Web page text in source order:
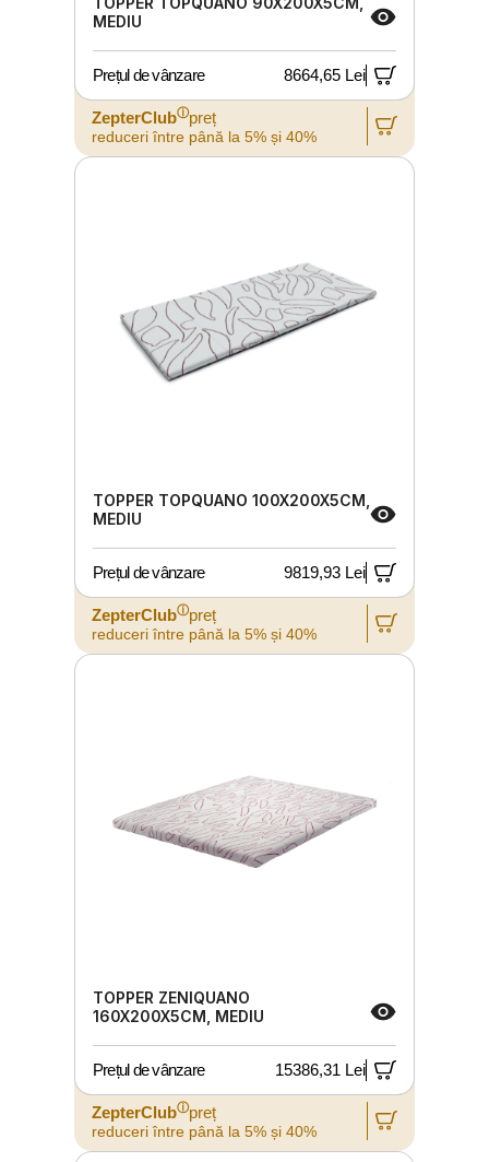
MEDIU
Prețul de vânzare 8664,65 Lei
ZepterClubⓘpreț
reduceri între până la 5% și 40%
TOPPER TOPQUANO 100X200X5CM,
MEDIU
Prețul de vânzare 9819,93 Lei
ZepterClubⓘpreț
reduceri între până la 5% și 40%
TOPPER ZENIQUANO
160X200X5CM, MEDIU
Prețul de vânzare 15386,31 Lei
ZepterClubⓘpreț
reduceri între până la 5% și 40%